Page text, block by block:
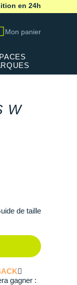
en 24h
Mon panier
WREF
de taille
gagner :